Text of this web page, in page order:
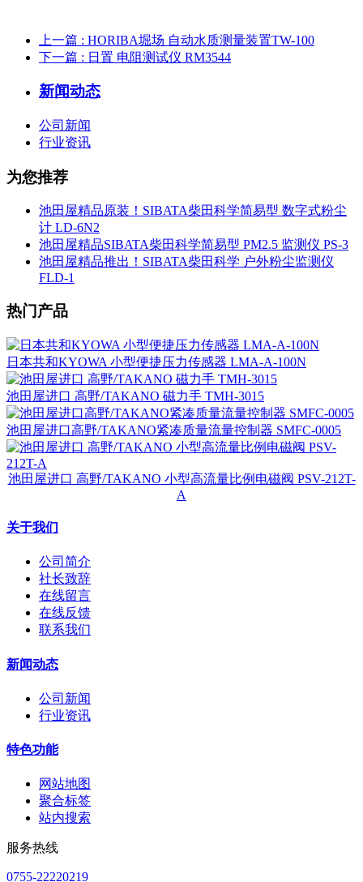
上一篇 : HORIBA堀场 自动水质测量装置TW-100
下一篇 : 日置 电阻测试仪 RM3544
新闻动态
公司新闻
行业资讯
为您推荐
池田屋精品原装！SIBATA柴田科学简易型 数字式粉尘
计 LD-6N2
池田屋精品SIBATA柴田科学简易型 PM2.5 监测仪 PS-3
池田屋精品推出！SIBATA柴田科学 户外粉尘监测仪
FLD-1
热门产品
日本共和KYOWA 小型便捷压力传感器 LMA-A-100N
池田屋进口 高野/TAKANO 磁力手 TMH-3015
池田屋进口高野/TAKANO紧凑质量流量控制器 SMFC-0005
池田屋进口 高野/TAKANO 小型高流量比例电磁阀 PSV-212T-
A
关于我们
公司简介
社长致辞
在线留言
在线反馈
联系我们
新闻动态
公司新闻
行业资讯
特色功能
网站地图
聚合标签
站内搜索
服务热线
0755-22220219